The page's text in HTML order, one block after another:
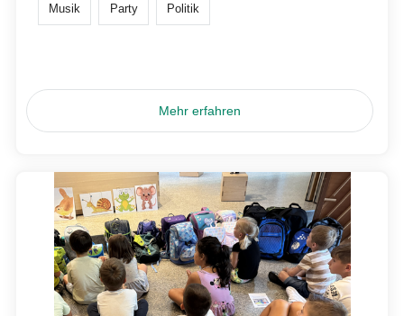
Musik Party Politik
Mehr erfahren